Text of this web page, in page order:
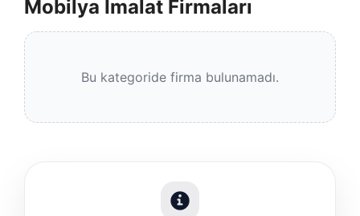
Mobilya İmalat Firmaları
Bu kategoride firma bulunamadı.